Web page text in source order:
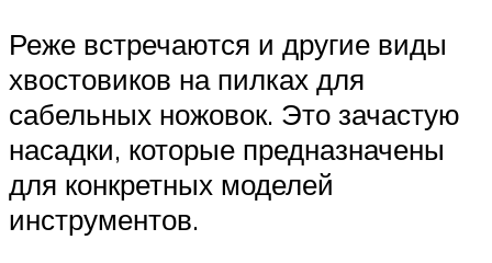
Реже встречаются и другие виды
хвостовиков на пилках для
сабельных ножовок. Это зачастую
насадки, которые предназначены
для конкретных моделей
инструментов.